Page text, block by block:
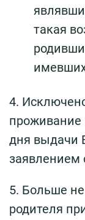
такая
4.
проживание
дня выдачи
заявлением
5. Больше не
родителя